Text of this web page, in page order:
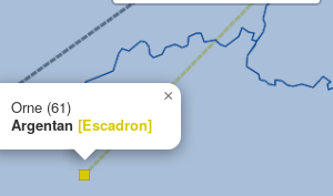
Orne (61)
Argentan [Escadron]
×